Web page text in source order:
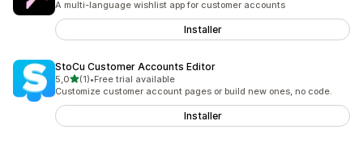
A multi-language wishlist app for customer accounts
Installer
StoCu Customer Accounts Editor
5,0av 5 stjerner
(1)
Totalt 1 omtaler
•Free trial available
Customize customer account pages or build new ones, no code.
Installer